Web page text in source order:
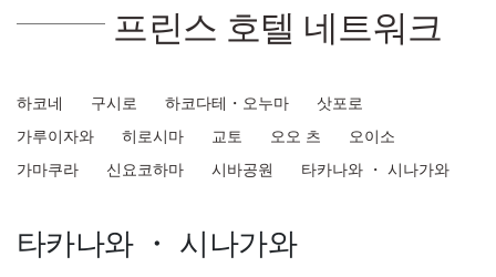
프린스 호텔 네트워크
하코네 구시로 하코다테・오누마
삿포로
가루이자와
히로시마 교토 오오 츠
오이소
가마쿠라
신요코하마 시바공원 타카나와 ・ 시나가와
타카나와 ・ 시나가와